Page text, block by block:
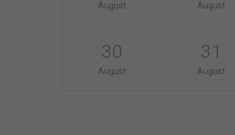
August August
30
August
31
August